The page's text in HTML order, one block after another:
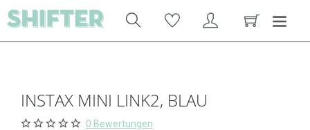
INSTAX MINI LINK2, BLAU
0 Bewertungen